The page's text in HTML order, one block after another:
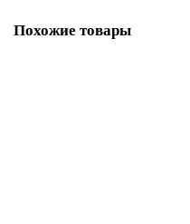
Похожие товары